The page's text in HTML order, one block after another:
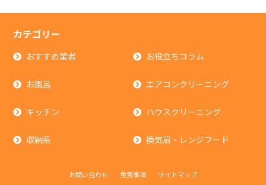
カテゴリー
おすすめ業者 お役立ちコラム
お風呂 エアコンクリーニング
キッチン ハウスクリーニング
収納系 換気扇・レンジフード
お問い合わせ 免責事項
サイトマップ